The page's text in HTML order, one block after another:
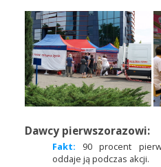
Dawcy pierwszorazowi:
Fakt: 90 procent
oddaje ją podczas akcji.